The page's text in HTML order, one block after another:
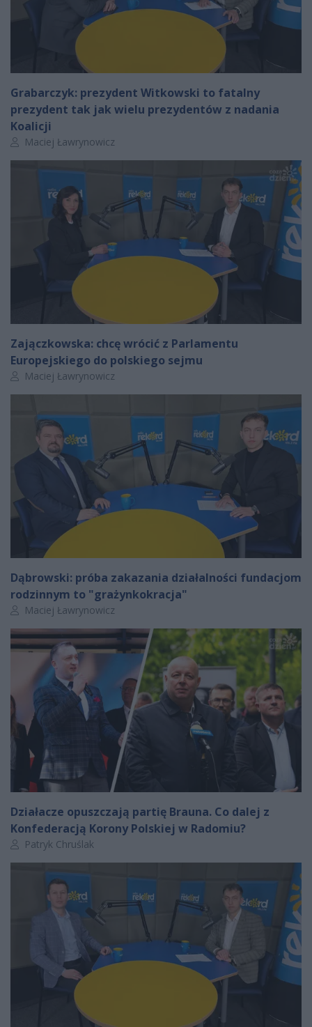
Grabarczyk: prezydent Witkowski to fatalny
prezydent tak jak wielu prezydentów z nadania
Koalicji
Autor artykułu:
Maciej Ławrynowicz
Zajączkowska: chcę wrócić z Parlamentu
Europejskiego do polskiego sejmu
Autor artykułu:
Maciej Ławrynowicz
Dąbrowski: próba zakazania działalności fundacjom
rodzinnym to "grażynkokracja"
Autor artykułu:
Maciej Ławrynowicz
Działacze opuszczają partię Brauna. Co dalej z
Konfederacją Korony Polskiej w Radomiu?
Autor artykułu:
Patryk Chruślak